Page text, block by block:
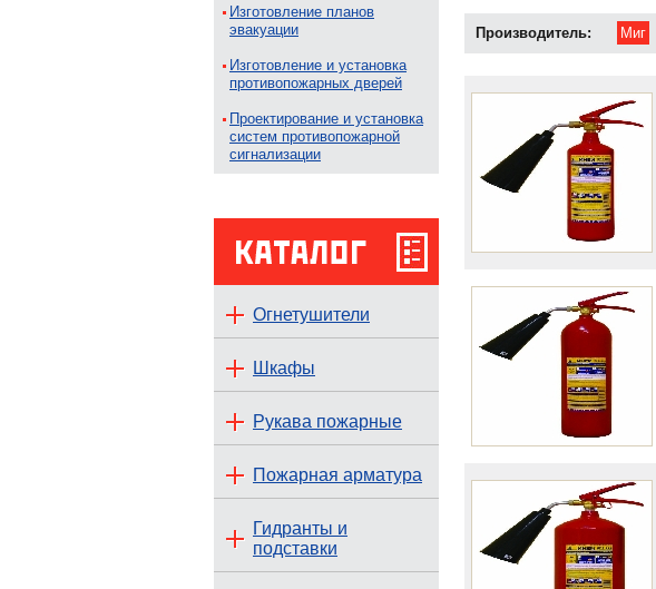
Изготовление планов
эвакуации
Изготовление и установка
противопожарных дверей
Проектирование и установка
систем противопожарной
сигнализации
Огнетушители
Шкафы
Рукава пожарные
Пожарная арматура
Гидранты и
подставки
Производитель: Миг